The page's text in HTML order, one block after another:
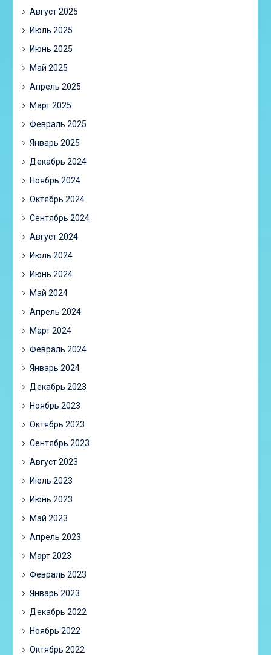
Август 2025
Июль 2025
Июнь 2025
Май 2025
Апрель 2025
Март 2025
Февраль 2025
Январь 2025
Декабрь 2024
Ноябрь 2024
Октябрь 2024
Сентябрь 2024
Август 2024
Июль 2024
Июнь 2024
Май 2024
Апрель 2024
Март 2024
Февраль 2024
Январь 2024
Декабрь 2023
Ноябрь 2023
Октябрь 2023
Сентябрь 2023
Август 2023
Июль 2023
Июнь 2023
Май 2023
Апрель 2023
Март 2023
Февраль 2023
Январь 2023
Декабрь 2022
Ноябрь 2022
Октябрь 2022